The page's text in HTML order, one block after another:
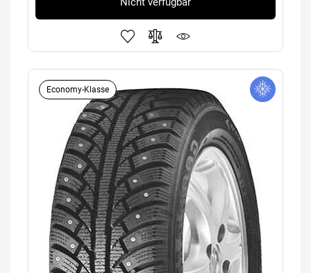
Economy-Klasse